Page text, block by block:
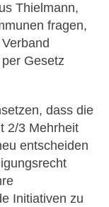
Thielmann,
fragen,
Gesetz
dass die
2/3 Mehrheit
entscheiden
Initiativen zu